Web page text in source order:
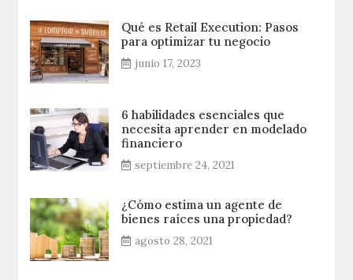
Qué es Retail Execution: Pasos
para optimizar tu negocio
junio 17, 2023
6 habilidades esenciales que
necesita aprender en modelado
financiero
septiembre 24, 2021
¿Cómo estima un agente de
bienes raíces una propiedad?
agosto 28, 2021